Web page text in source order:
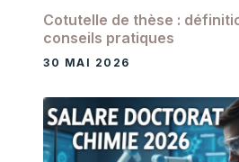
Cotutelle de thèse :
conseils pratiques
30 MAI 2026